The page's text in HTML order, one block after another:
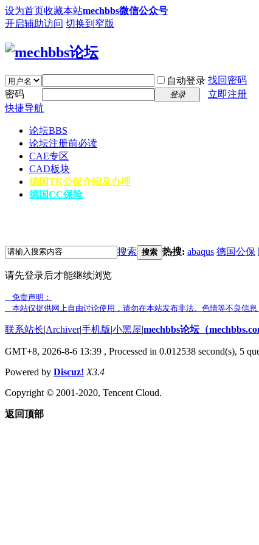
设为首页收藏本站mechbbs微信公众号
开启辅助访问 切换到窄版
自动登录 找回密码
密码
登录
立即注册
快捷导航
论坛BBS
论坛注册前必读
CAE专区
CAD板块
德国TK公保介绍及办理
德国CC保险
搜索 搜索 热搜: abaqus 德国公保
请先登录后才能继续浏览
免责声明：
本站仅提供网上自由讨论使用，请勿在本站发布非法、色情等不良信
联系站长|Archiver|手机版|小黑屋|mechbbs论坛（
GMT+8, 2026-8-6 13:39 , Processed in 0.012538 second(s), 5
Powered by Discuz! X3.4
Copyright © 2001-2020, Tencent Cloud.
返回顶部